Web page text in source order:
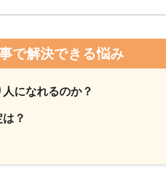
で解決できる悩み
になれるのか？
？